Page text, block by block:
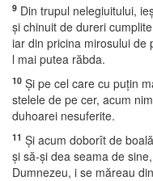
9 Din trupul nelegiuitului,
şi chinuit de dureri
iar din pricina mirosului de
l mai putea răbda.
10 Şi pe cel care cu puţin
stelele de pe cer, acum
duhoarei nesuferite.
11 Şi acum doborît de
şi să-şi dea seama de
Dumnezeu, i se măreau